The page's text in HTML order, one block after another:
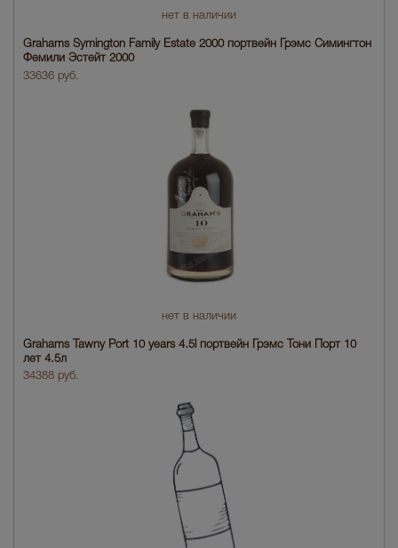
нет в наличии
Grahams Symington Family Estate 2000 портвейн Грэмс Симингтон
Фемили Эстейт 2000
33636 руб.
нет в наличии
Grahams Tawny Port 10 years 4.5l портвейн Грэмс Тони Порт 10
лет 4.5л
34388 руб.